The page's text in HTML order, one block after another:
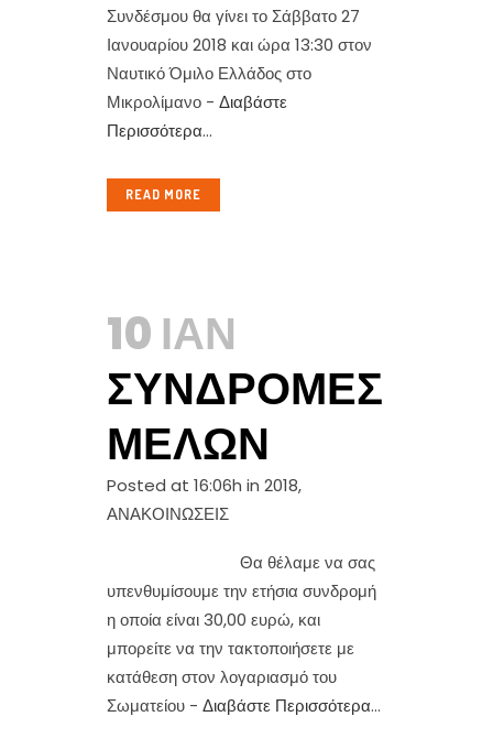
Συνδέσμου θα γίνει το Σάββατο 27
Ιανουαρίου 2018 και ώρα 13:30 στον
Ναυτικό Όμιλο Ελλάδος στο
Μικρολίμανο - Διαβάστε
Περισσότερα...
READ MORE
10 ΙΑΝ
ΣΥΝΔΡΟΜΈΣ
ΜΕΛΏΝ
Posted at 16:06h in 2018,
ΑΝΑΚΟΙΝΩΣΕΙΣ
Θα θέλαμε να σας
υπενθυμίσουμε την ετήσια συνδρομή
η οποία είναι 30,00 ευρώ, και
μπορείτε να την τακτοποιήσετε με
κατάθεση στον λογαριασμό του
Σωματείου - Διαβάστε Περισσότερα...